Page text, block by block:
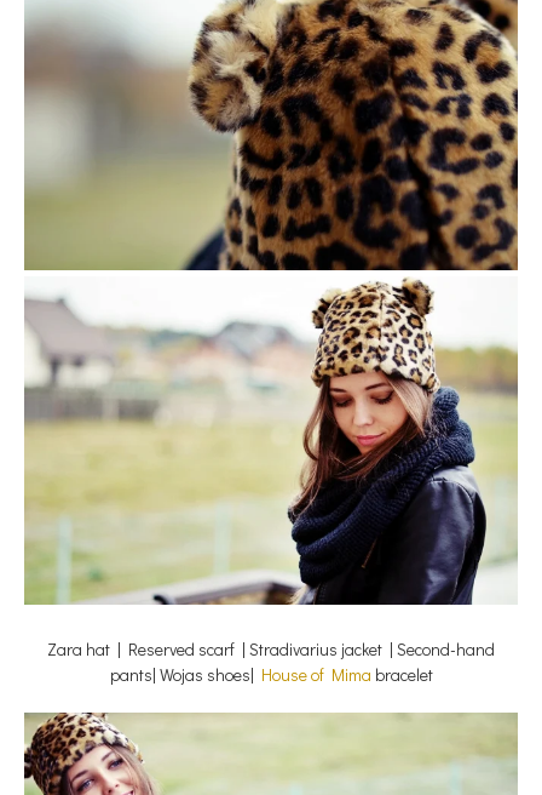
Zara hat | Reserved scarf | Stradivarius jacket | Second-hand
pants| Wojas shoes| House of Mima bracelet